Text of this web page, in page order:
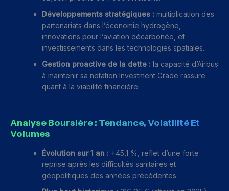
Développements stratégiques : multiplication des
partenariats dans l’économie hydrogène,
innovations pour l’aviation décarbonée, et
investissements dans les technologies spatiales.
Gestion proactive de la dette : la capacité d’Airbus
à maintenir sa notation Investment Grade rassure
quant à la viabilité financière.
Analyse Boursière : Tendance, Volatilité Et
Volumes
Évolution sur 1 an : +45,1 %, reflet d’une forte
reprise après les difficultés sanitaires et
géopolitiques des années précédentes.